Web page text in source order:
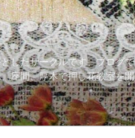
したサークルです。ブログで
座間、厚木で押し花教室を開